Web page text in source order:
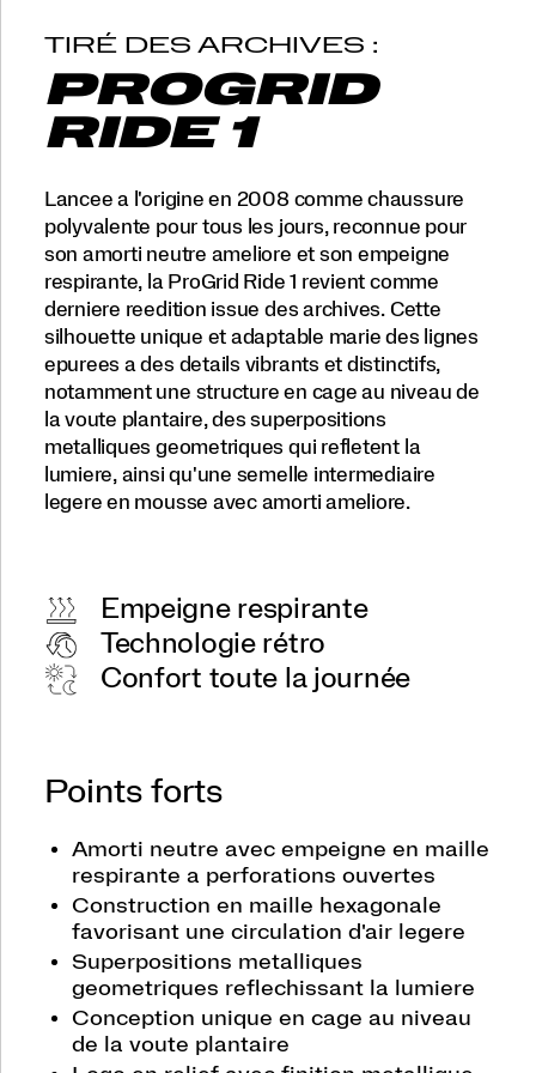
TIRÉ DES ARCHIVES :
PROGRID
RIDE 1
Lancee a l'origine en 2008 comme chaussure
polyvalente pour tous les jours, reconnue pour
son amorti neutre ameliore et son empeigne
respirante, la ProGrid Ride 1 revient comme
derniere reedition issue des archives. Cette
silhouette unique et adaptable marie des lignes
epurees a des details vibrants et distinctifs,
notamment une structure en cage au niveau de
la voute plantaire, des superpositions
metalliques geometriques qui refletent la
lumiere, ainsi qu'une semelle intermediaire
legere en mousse avec amorti ameliore.
Empeigne respirante
Technologie rétro
Confort toute la journée
Points forts
Amorti neutre avec empeigne en maille
respirante a perforations ouvertes
Construction en maille hexagonale
favorisant une circulation d'air legere
Superpositions metalliques
geometriques reflechissant la lumiere
Conception unique en cage au niveau
de la voute plantaire